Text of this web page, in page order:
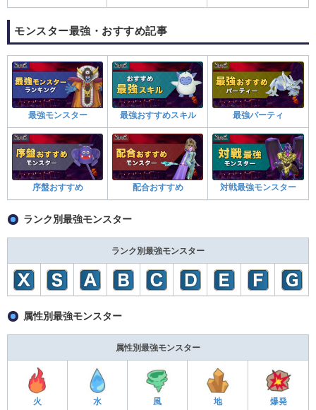
モンスター最強・おすすめ記事
最強モンスター 最強おすすめスキル 最強パーティ
序盤おすすめ 配合おすすめ 対戦最強モンスター
ランク別最強モンスター
ランク別最強モンスター
属性別最強モンスター
属性別最強モンスター
火 水 風 地 爆発